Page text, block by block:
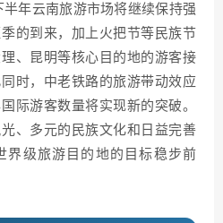
年云南旅游市场将继续保持强
的到来，加上火把节等民族节
、昆明等核心目的地的游客接
时，中老铁路的旅游带动效应
际游客数量将实现新的突破。
、多元的民族文化和日益完善
界级旅游目的地的目标稳步前